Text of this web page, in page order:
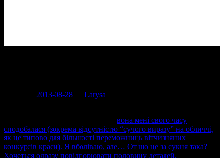
2013-08-28
Larysa
вона мені свого часу
сподобалася (зокрема відсутністю “сучого виразу” на обличчі,
як це типово для більшості переможниць вітчизняних
конкурсів краси). Я вболіваю, але… От шо це за сукня така?
Хочеться одразу повідпорювати половину деталей.